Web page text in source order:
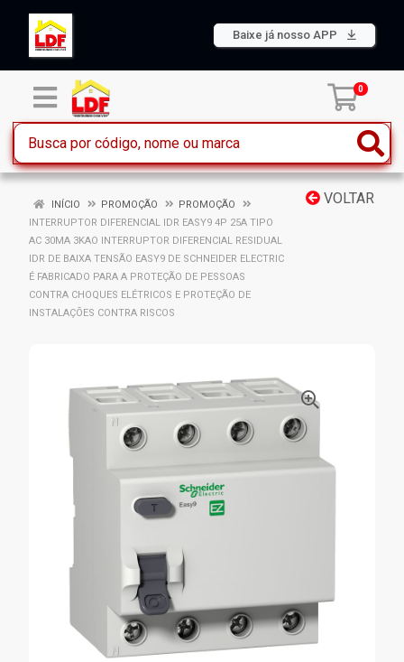
Baixe já nosso APP
0
VOLTAR
INÍCIO PROMOÇÃO
PROMOÇÃO
INTERRUPTOR DIFERENCIAL IDR EASY9 4P 25A TIPO
AC 30MA 3KAO INTERRUPTOR DIFERENCIAL RESIDUAL
IDR DE BAIXA TENSÃO EASY9 DE SCHNEIDER ELECTRIC
É FABRICADO PARA A PROTEÇÃO DE PESSOAS
CONTRA CHOQUES ELÉTRICOS E PROTEÇÃO DE
INSTALAÇÕES CONTRA RISCOS